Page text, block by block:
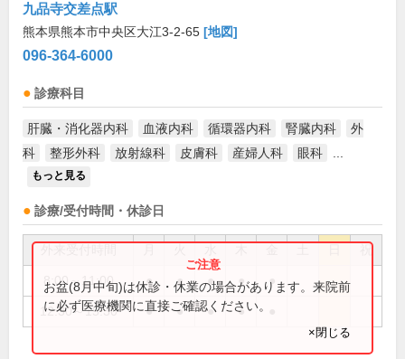
九品寺交差点駅
熊本県熊本市中央区大江3-2-65 [地図]
096-364-6000
診療科目
肝臓・消化器内科 血液内科 循環器内科 腎臓内科
外
科
整形外科 放射線科 皮膚科 産婦人科 眼科
もっと見る
診療/受付時間・休診日
祝
8:00～11:00 ● ● ● ● ●
12:30～15:30 ● ● ● ●
お盆(8月中旬)は休診・休業の場合があります。来院前
に必ず医療機関に直接ご確認ください。
×閉じる